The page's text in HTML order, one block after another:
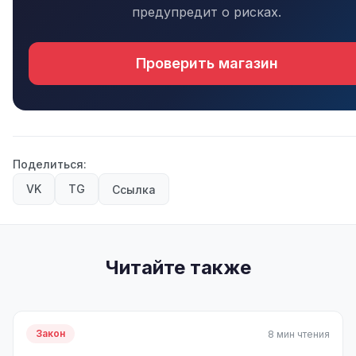
предупредит о рисках.
Проверить магазин
Поделиться:
VK
TG Ссылка
Читайте также
Закон 8 мин чтения